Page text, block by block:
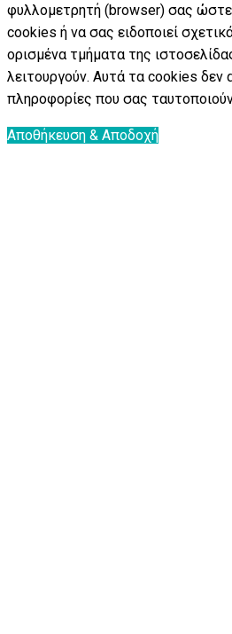
φυλλομετρητή (browser) σας
cookies ή να σας ειδοποιεί
ορισμένα τμήματα της
λειτουργούν. Αυτά τα cookies δεν
πληροφορίες που σας
Αποθήκευση & Αποδοχή